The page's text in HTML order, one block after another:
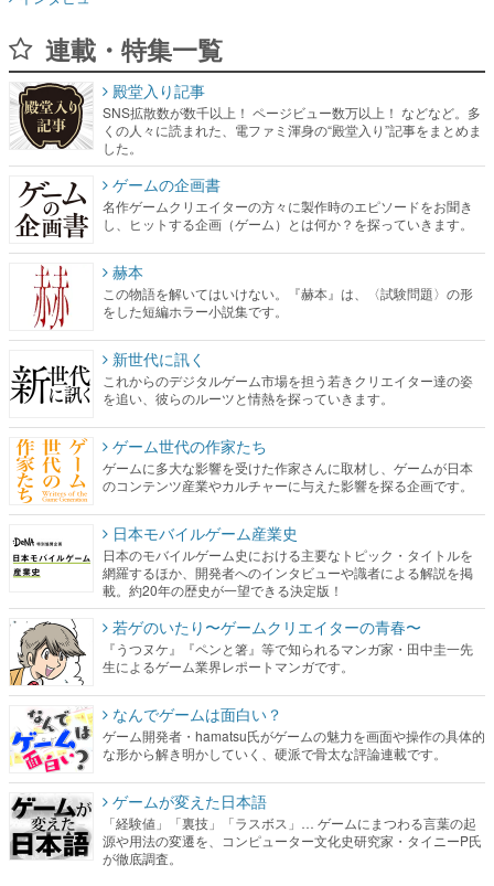
くの人々に読まれた、電ファミ渾身の“殿堂入り”記事をまとめま
した。
ゲームの企画書
名作ゲームクリエイターの方々に製作時のエピソードをお聞き
し、ヒットする企画（ゲーム）とは何か？を探っていきます。
赫本
この物語を解いてはいけない。『赫本』は、〈試験問題〉の形
をした短編ホラー小説集です。
新世代に訊く
これからのデジタルゲーム市場を担う若きクリエイター達の姿
を追い、彼らのルーツと情熱を探っていきます。
ゲーム世代の作家たち
ゲームに多大な影響を受けた作家さんに取材し、ゲームが日本
のコンテンツ産業やカルチャーに与えた影響を探る企画です。
日本モバイルゲーム産業史
日本のモバイルゲーム史における主要なトピック・タイトルを
網羅するほか、開発者へのインタビューや識者による解説を掲
若ゲのいたり〜ゲームクリエイターの青春〜
『うつヌケ』『ペンと箸』等で知られるマンガ家・田中圭一先
生によるゲーム業界レポートマンガです。
なんでゲームは面白い？
ゲーム開発者・hamatsu氏がゲームの魅力を画面や操作の具体的
な形から解き明かしていく、硬派で骨太な評論連載です。
ゲームが変えた日本語
「経験値」「裏技」「ラスボス」… ゲームにまつわる言葉の起
源や用法の変遷を、コンピューター文化史研究家・タイニーP氏
カテゴリ